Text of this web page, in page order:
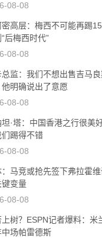
08-08
密高层：梅西不可能再踢
后梅西时代”
08-08
总监：我们不想出售吉马
明确说出了意愿
08-08
·塔：中国香港之行很美
们踢得不错
08-08
：马竞或抢先签下弗拉霍
键变量
08-08
上树？ESPN记者爆料：米
中场帕雷德斯